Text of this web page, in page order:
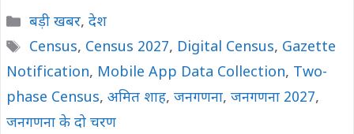
Categories
बड़ी खबर, देश
Tags
Census, Census 2027, Digital Census, Gazette
Notification, Mobile App Data Collection, Two-
phase Census, अमित शाह, जनगणना, जनगणना 2027,
जनगणना के दो चरण